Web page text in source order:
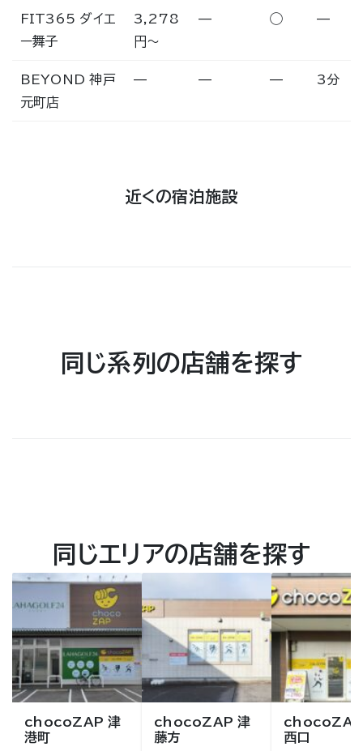
FIT365 ダイエ
ー舞子
3,278
円〜
— ◯ —
BEYOND 神戸
元町店
— — — 3分
近くの宿泊施設
同じ系列の店舗を探す
同じエリアの店舗を探す
chocoZAP 津
港町
chocoZAP 津
藤方
chocoZAP
西口